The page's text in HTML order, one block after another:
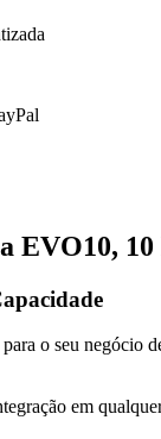
EVO10,
o seu negócio
em